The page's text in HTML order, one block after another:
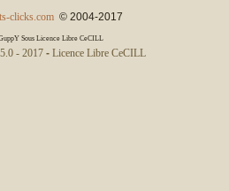
clicks.com © 2004-2017
Sous Licence Libre CeCILL
- 2017 - Licence Libre CeCILL